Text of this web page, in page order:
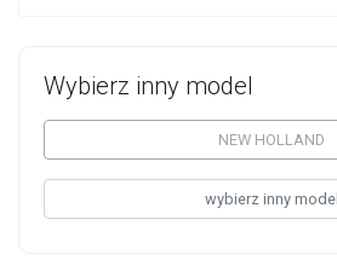
Wybierz inny model
NEW HOLLAND
wybierz inny model